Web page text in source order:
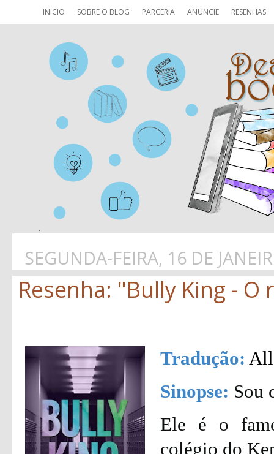
INICIO SOBRE O BLOG PARCERIA ANUNCIE RESENHAS
SEGUNDA-FEIRA, 16 DE
Resenha: "Bully King - O
Tradução:
Sinopse: Sou
Ele é o
colégio do